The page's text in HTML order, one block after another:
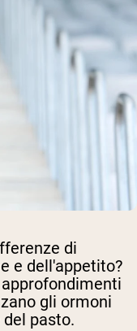
di
e dell'appetito?
gli ormoni
pasto.